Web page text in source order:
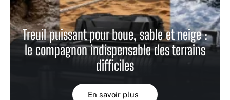
Treuil puissant pour boue, sable et neige :
le compagnon indispensable des terrains
difficiles
En savoir plus